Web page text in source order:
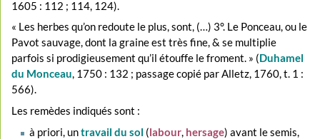
1605 : 112 ; 114, 124).
« Les herbes qu’on redoute le plus, sont, (…) 3°. Le Ponceau, ou le
Pavot sauvage, dont la graine est très fine, & se multiplie
parfois si prodigieusement qu’il étouffe le froment. » (Duhamel
du Monceau, 1750 : 132 ; passage copié par Alletz, 1760, t. 1 :
566).
Les remèdes indiqués sont :
à priori, untravail du sol (labour, hersage) avant le semis,